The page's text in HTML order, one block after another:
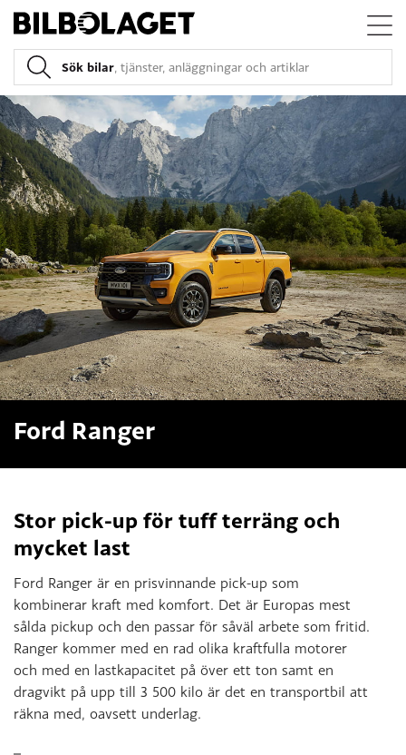
Sök bilar, tjänster, anläggningar och artiklar
Ford Ranger
Stor pick-up för tuff terräng och
mycket last
Ford Ranger är en prisvinnande pick-up som
kombinerar kraft med komfort. Det är Europas mest
sålda pickup och den passar för såväl arbete som fritid.
Ranger kommer med en rad olika kraftfulla motorer
och med en lastkapacitet på över ett ton samt en
dragvikt på upp till 3 500 kilo är det en transportbil att
räkna med, oavsett underlag.